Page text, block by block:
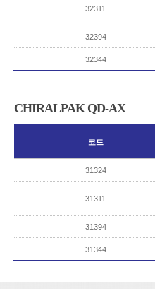
32311
32394
32344
CHIRALPAK QD-AX
코드
31324
31311
31394
31344